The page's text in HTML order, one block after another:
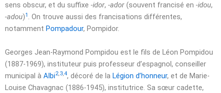
sens obscur, et du suffixe -idor, -ador (souvent francisé en -idou,
-adou)1 . On trouve aussi des francisations différentes,
notamment Pompadour, Pompidor.
Georges Jean-Raymond Pompidou est le fils de Léon Pompidou
(1887-1969), instituteur puis professeur d’espagnol, conseiller
municipal à Albi2,3,4, décoré de la Légion d’honneur, et de Marie-
Louise Chavagnac (1886-1945), institutrice. Sa sœur cadette,